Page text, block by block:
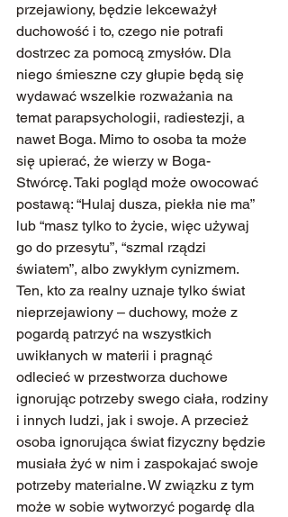
przejawiony, będzie lekceważył
duchowość i to, czego nie potrafi
dostrzec za pomocą zmysłów. Dla
niego śmieszne czy głupie będą się
wydawać wszelkie rozważania na
temat parapsychologii, radiestezji, a
nawet Boga. Mimo to osoba ta może
się upierać, że wierzy w Boga-
Stwórcę. Taki pogląd może owocować
postawą: “Hulaj dusza, piekła nie ma”
lub “masz tylko to życie, więc używaj
go do przesytu”, “szmal rządzi
światem”, albo zwykłym cynizmem.
Ten, kto za realny uznaje tylko świat
nieprzejawiony – duchowy, może z
pogardą patrzyć na wszystkich
uwikłanych w materii i pragnąć
odlecieć w przestworza duchowe
ignorując potrzeby swego ciała, rodziny
i innych ludzi, jak i swoje. A przecież
osoba ignorująca świat fizyczny będzie
musiała żyć w nim i zaspokajać swoje
potrzeby materialne. W związku z tym
może w sobie wytworzyć pogardę dla